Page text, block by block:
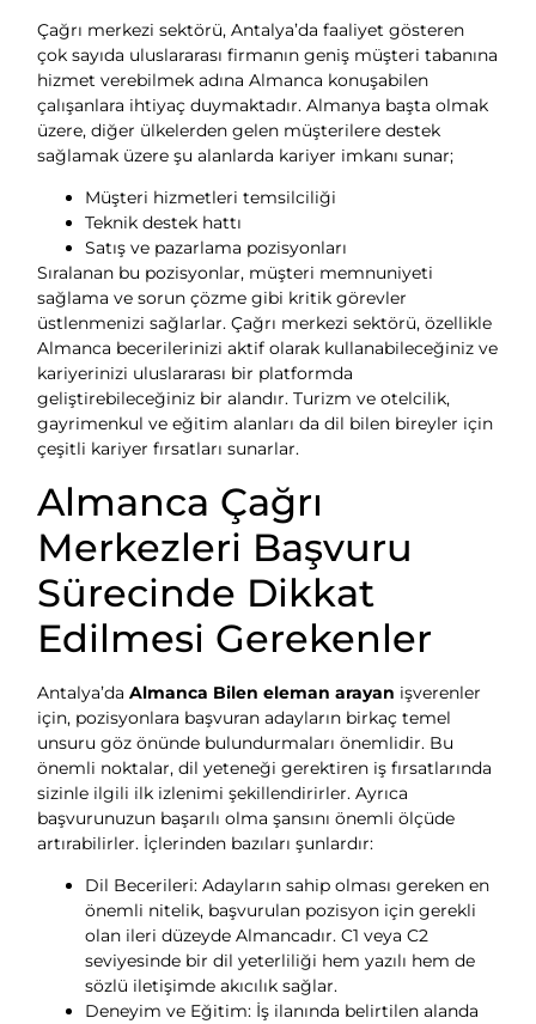
Çağrı merkezi sektörü, Antalya’da faaliyet gösteren
çok sayıda uluslararası firmanın geniş müşteri tabanına
hizmet verebilmek adına Almanca konuşabilen
çalışanlara ihtiyaç duymaktadır. Almanya başta olmak
üzere, diğer ülkelerden gelen müşterilere destek
sağlamak üzere şu alanlarda kariyer imkanı sunar;
Müşteri hizmetleri temsilciliği
Teknik destek hattı
Satış ve pazarlama pozisyonları
Sıralanan bu pozisyonlar, müşteri memnuniyeti
sağlama ve sorun çözme gibi kritik görevler
üstlenmenizi sağlarlar. Çağrı merkezi sektörü, özellikle
Almanca becerilerinizi aktif olarak kullanabileceğiniz ve
kariyerinizi uluslararası bir platformda
geliştirebileceğiniz bir alandır. Turizm ve otelcilik,
gayrimenkul ve eğitim alanları da dil bilen bireyler için
çeşitli kariyer fırsatları sunarlar.
Almanca Çağrı
Merkezleri Başvuru
Sürecinde Dikkat
Edilmesi Gerekenler
Antalya’daAlmanca Bilen eleman arayan işverenler
için, pozisyonlara başvuran adayların birkaç temel
unsuru göz önünde bulundurmaları önemlidir. Bu
önemli noktalar, dil yeteneği gerektiren iş fırsatlarında
sizinle ilgili ilk izlenimi şekillendirirler. Ayrıca
başvurunuzun başarılı olma şansını önemli ölçüde
artırabilirler. İçlerinden bazıları şunlardır:
Dil Becerileri: Adayların sahip olması gereken en
önemli nitelik, başvurulan pozisyon için gerekli
olan ileri düzeyde Almancadır. C1 veya C2
seviyesinde bir dil yeterliliği hem yazılı hem de
sözlü iletişimde akıcılık sağlar.
Deneyim ve Eğitim: İş ilanında belirtilen alanda